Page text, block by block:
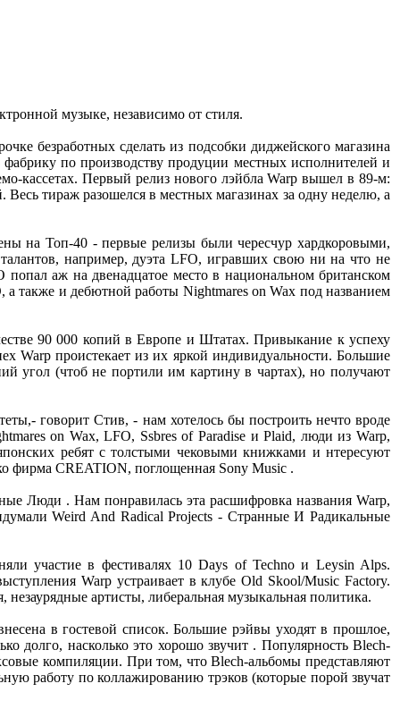
музыке, независимо от стиля.
безработных сделать из подсобки диджейского магазина
по производству продуции местных исполнителей и
кассетах. Первый релиз нового лэйбла Warp вышел в 89-м:
тираж разошелся в местных магазинах за одну неделю, а
на Toп-40 - первые релизы были чересчур хардкоровыми,
например, дуэта LFO, игравших свою ни на что не
аж на двенадцатое место в национальном британском
также и дебютной работы Nightmares on Wax под названием
90 000 копий в Европе и Штатах. Привыкание к успеху
Warp проистекает из их яркой индивидуальности. Большие
угол (чтоб не портили им картину в чартах), но получают
говорит Стив, - нам хотелось бы построить нечто вроде
on Wax, LFO, Ssbres of Paradise и Plaid, люди из Warp,
ребят с толстыми чековыми книжками и нтересуют
фирма CREATION, поглощенная Sony Music .
Люди . Нам понравилась эта расшифровка названия Warp,
Weird And Radical Projects - Странные И Радикальные
участие в фестивалях 10 Days of Techno и Leysin Alps.
Warp устраивает в клубе Old Skool/Music Factory.
артисты, либеральная музыкальная политика.
в гостевой список. Большие рэйвы уходят в прошлое,
долго, насколько это хорошо звучит . Популярность Blech-
компиляции. При том, что Blech-альбомы представляют
работу по коллажированию трэков (которые порой звучат